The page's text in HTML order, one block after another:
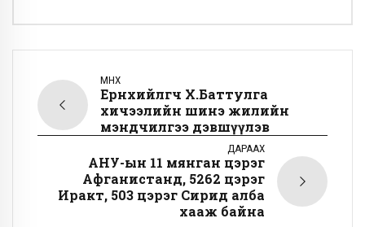
ӨМНӨХ
Ерөнхийлөгч Х.Баттулга
хичээлийн шинэ жилийн
мэндчилгээ дэвшүүлэв
ДАРААХ
АНУ-ын 11 мянган цэрэг
Афганистанд, 5262 цэрэг
Иракт, 503 цэрэг Сирид алба
хааж байна